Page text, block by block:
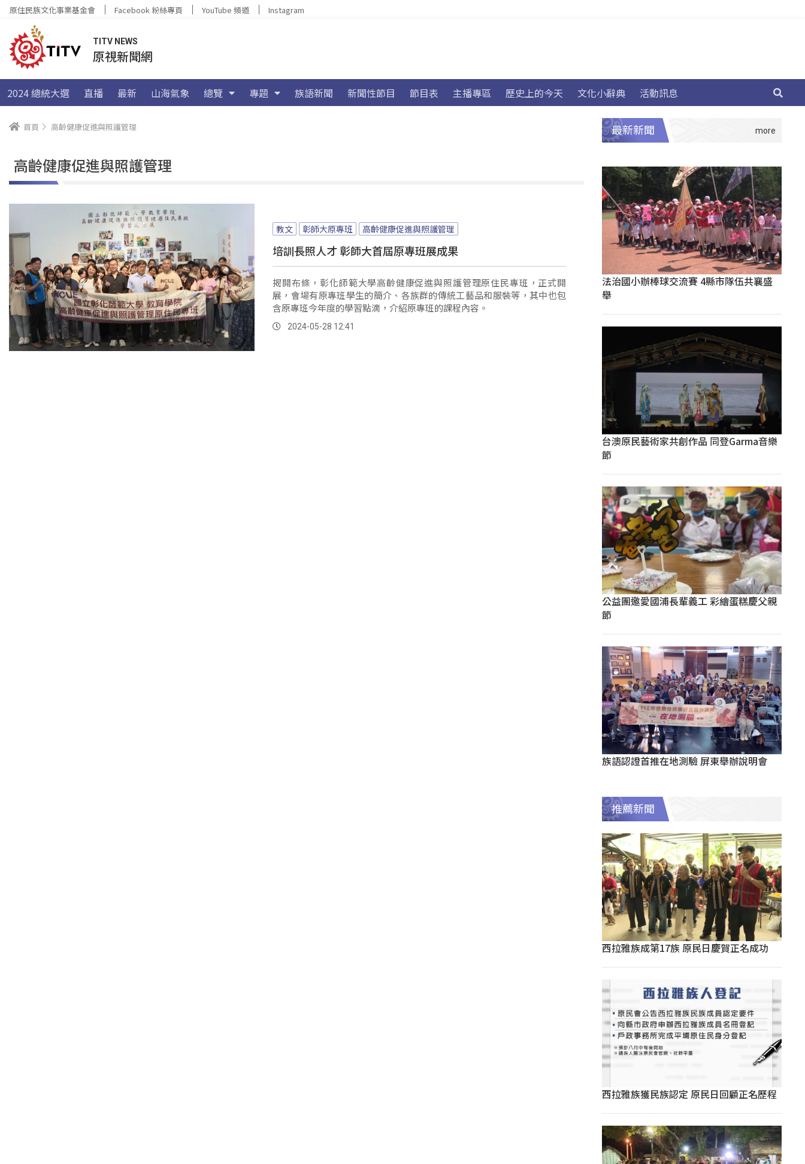
原住民族文化事業基金會 Facebook 粉絲專頁 YouTube 頻道 Instagram
TITV NEWS
原視新聞網
2024 總統大選 直播 最新 山海氣象 總覽 專題 族語新聞 新聞性節目 節目表 主播專區 歷史上的今天 文化小辭典 活動訊息
首頁 高齡健康促進與照護管理
高齡健康促進與照護管理
教文 彰師大原專班 高齡健康促進與照護管理
培訓長照人才 彰師大首屆原專班展成果
揭開布條，彰化師範大學高齡健康促進與照護管理原住民專班，正式開
展，會場有原專班學生的簡介、各族群的傳統工藝品和服裝等，其中也包
含原專班今年度的學習點滴，介紹原專班的課程內容。
2024-05-28 12:41
最新新聞
法治國小辦棒球交流賽 4縣市隊伍共襄盛
舉
台澳原民藝術家共創作品 同登Garma音樂
節
公益團邀愛國浦長輩義工 彩繪蛋糕慶父親
節
族語認證首推在地測驗 屏東舉辦說明會
推薦新聞
西拉雅族成第17族 原民日慶賀正名成功
西拉雅族獲民族認定 原民日回顧正名歷程